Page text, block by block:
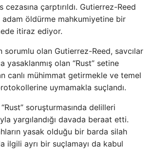
cezasına çarptırıldı. Gutierrez-Reed
adam öldürme mahkumiyetine bir
itiraz ediyor.
sorumlu olan Gutierrez-Reed, savcılar
yasaklanmış olan “Rust” setine
canlı mühimmat getirmekle ve temel
uymamakla suçlandı.
soruşturmasında delilleri
yargılandığı davada beraat etti.
yasak olduğu bir barda silah
ilgili ayrı bir suçlamayı da kabul